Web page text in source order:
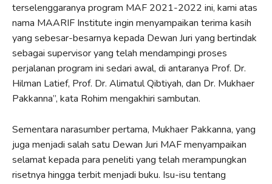
terselenggaranya program MAF 2021-2022 ini, kami atas
nama MAARIF Institute ingin menyampaikan terima kasih
yang sebesar-besarnya kepada Dewan Juri yang bertindak
sebagai supervisor yang telah mendampingi proses
perjalanan program ini sedari awal, di antaranya Prof. Dr.
Hilman Latief, Prof. Dr. Alimatul Qibtiyah, dan Dr. Mukhaer
Pakkanna”, kata Rohim mengakhiri sambutan.
Sementara narasumber pertama, Mukhaer Pakkanna, yang
juga menjadi salah satu Dewan Juri MAF menyampaikan
selamat kepada para peneliti yang telah merampungkan
risetnya hingga terbit menjadi buku. Isu-isu tentang